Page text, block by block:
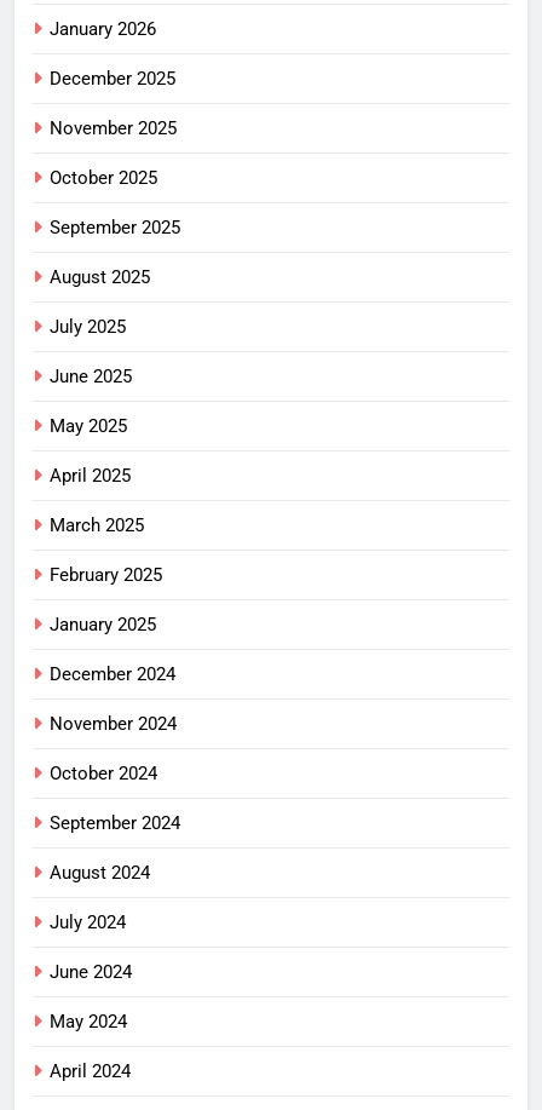
January 2026
December 2025
November 2025
October 2025
September 2025
August 2025
July 2025
June 2025
May 2025
April 2025
March 2025
February 2025
January 2025
December 2024
November 2024
October 2024
September 2024
August 2024
July 2024
June 2024
May 2024
April 2024